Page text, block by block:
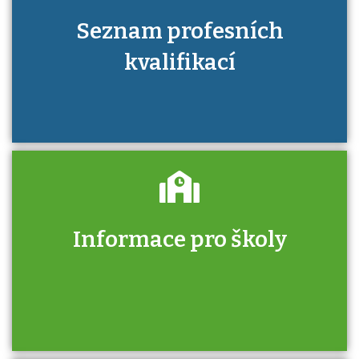
Seznam profesních
kvalifikací
Informace pro školy
Zjistěte, jak se přihlásit ke zkoušce a kde